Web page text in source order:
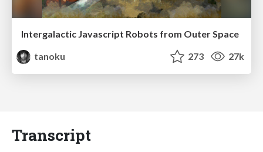
Intergalactic Javascript Robots from Outer Space
tanoku
273 27k
Transcript